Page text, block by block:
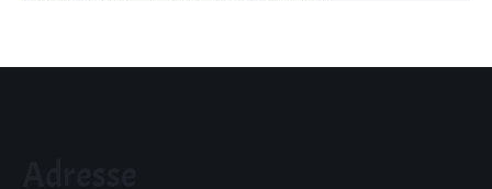
14,95 €